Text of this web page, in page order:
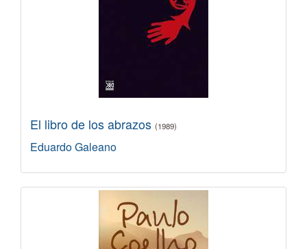
El libro de los abrazos (1989)
Eduardo Galeano